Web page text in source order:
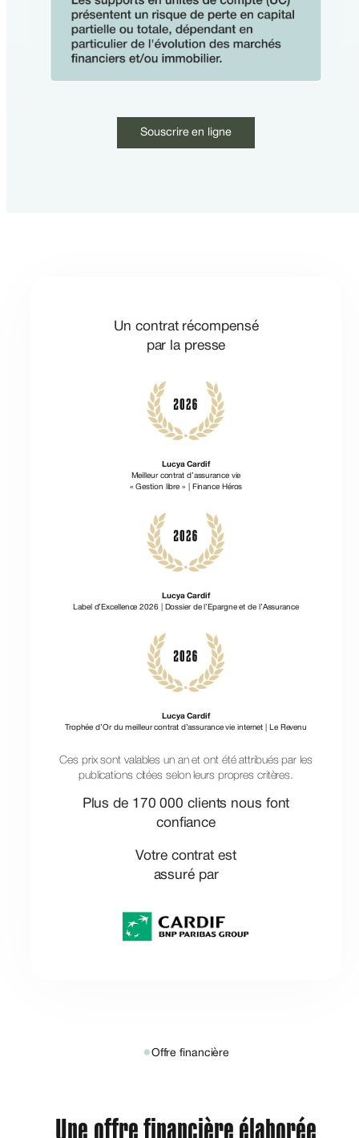
Souscrire en ligne
Un contrat récompensé
par la presse
Lucya Cardif
Meilleur contrat d’assurance vie
« Gestion libre » | Finance Héros
Lucya Cardif
Label d’Excellence 2026 | Dossier de l’Epargne et de l’Assurance
Lucya Cardif
Trophée d’Or du meilleur contrat d’assurance vie internet | Le Revenu
Ces prix sont valables un an et ont été attribués par les
publications citées selon leurs propres critères.
Plus de 170 000 clients nous font
confiance
Votre contrat est
assuré par
●Offre financière
Une offre financière élaborée